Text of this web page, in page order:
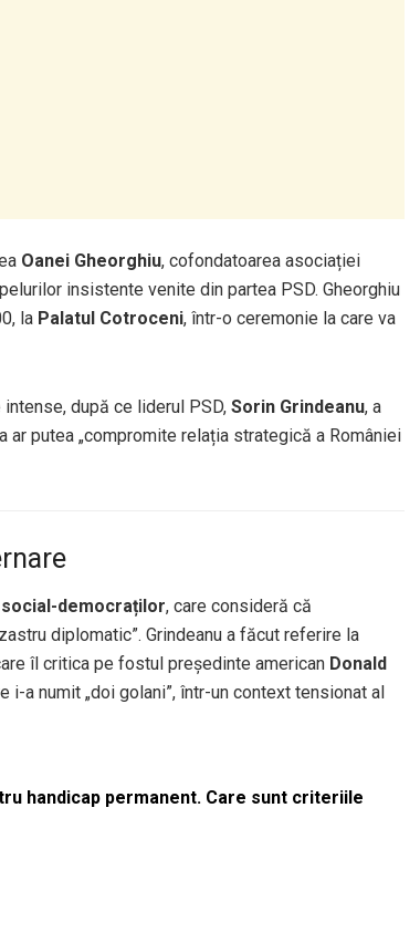
Oanei Gheorghiu, cofondatoarea asociației
insistente venite din partea PSD. Gheorghiu
la Palatul Cotroceni, într-o ceremonie la care va
după ce liderul PSD, Sorin Grindeanu, a
putea „compromite relația strategică a României
democraților, care consideră că
diplomatic”. Grindeanu a făcut referire la
îl critica pe fostul președinte american Donald
i-a numit „doi golani”, într-un context tensionat al
handicap permanent. Care sunt criteriile